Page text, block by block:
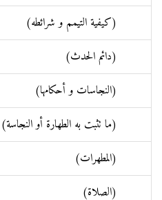
(كيفية التيمم و شرائطه)
(دائم الحدث)
(النجاسات و أحكامها)
(ما تثبت به الطهارة أو النجاسة)
(المطهرات)
(الصلاة)